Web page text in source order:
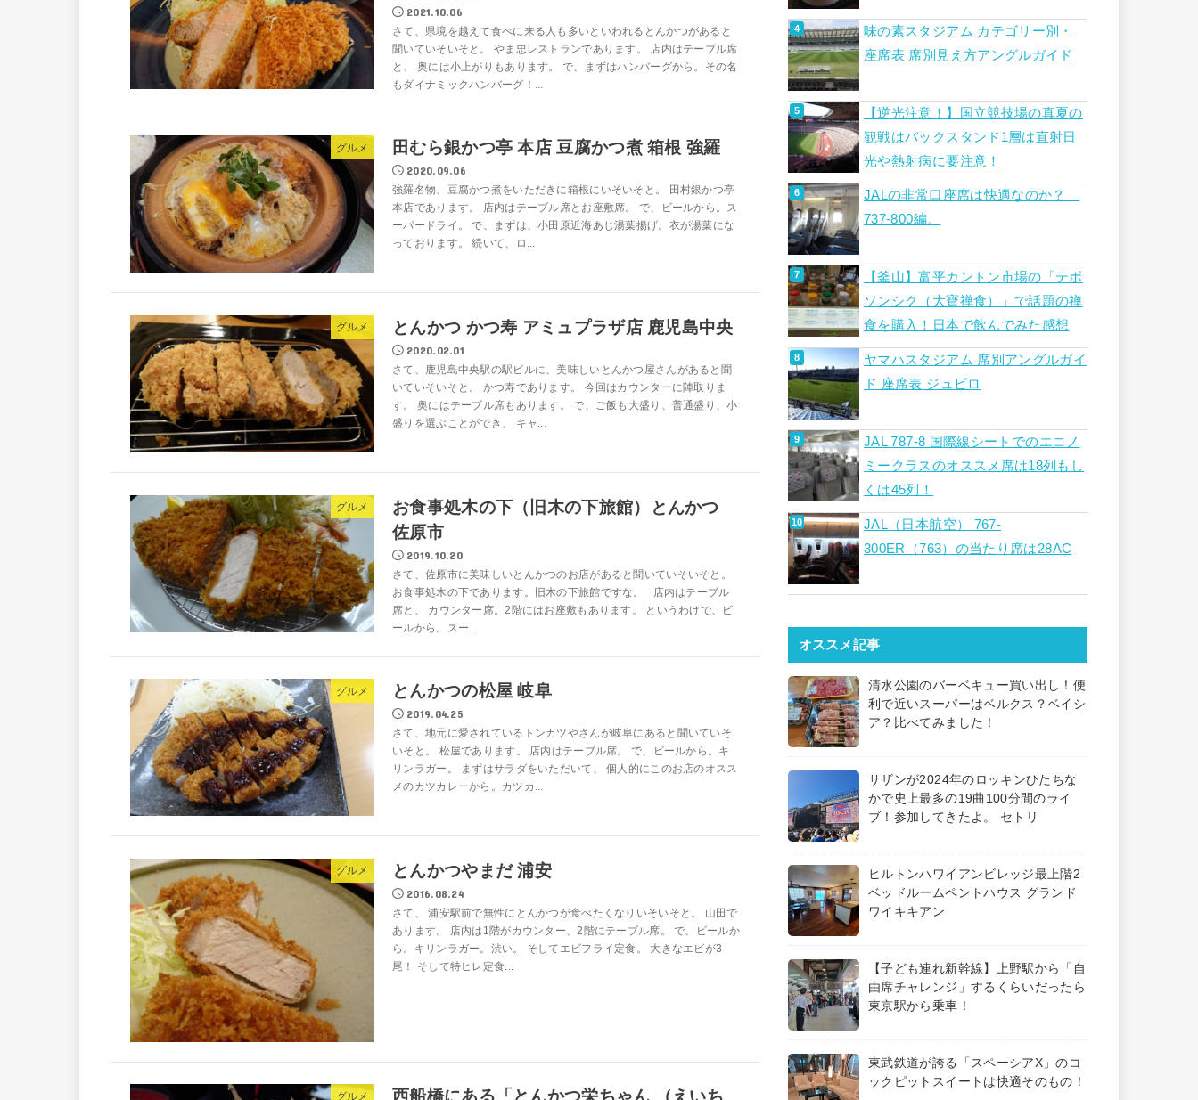
2021.10.06
さて、県境を越えて食べに来る人も多いといわれるとんかつがあると
聞いていそいそと。 やま忠レストランであります。 店内はテーブル席
と、 奥には小上がりもあります。 で、まずはハンバーグから。その名
もダイナミックハンバーグ！...
グルメ 田むら銀かつ亭 本店 豆腐かつ煮 箱根 強羅
2020.09.06
強羅名物、豆腐かつ煮をいただきに箱根にいそいそと。 田村銀かつ亭
本店であります。 店内はテーブル席とお座敷席。 で、ビールから。ス
ーパードライ。 で、まずは、小田原近海あじ湯葉揚げ。衣が湯葉にな
っております。 続いて、ロ...
グルメ とんかつ かつ寿 アミュプラザ店 鹿児島中央
2020.02.01
さて、鹿児島中央駅の駅ビルに、美味しいとんかつ屋さんがあると聞
いていそいそと。 かつ寿であります。 今回はカウンターに陣取りま
す。 奥にはテーブル席もあります。 で、ご飯も大盛り、普通盛り、小
盛りを選ぶことができ、 キャ...
グルメ
お食事処木の下（旧木の下旅館）とんかつ
佐原市
2019.10.20
さて、佐原市に美味しいとんかつのお店があると聞いていそいそと。
お食事処木の下であります。旧木の下旅館ですな。 店内はテーブル
席と、 カウンター席。2階にはお座敷もあります。 というわけで、ビ
ールから。スー...
グルメ とんかつの松屋 岐阜
2019.04.25
さて、地元に愛されているトンカツやさんが岐阜にあると聞いていそ
いそと。 松屋であります。 店内はテーブル席。 で、ビールから。キ
リンラガー。 まずはサラダをいただいて、 個人的にこのお店のオスス
メのカツカレーから。カツカ...
グルメ とんかつやまだ 浦安
2016.08.24
さて、 浦安駅前で無性にとんかつが食べたくなりいそいそと。 山田で
あります。 店内は1階がカウンター、2階にテーブル席。 で、ビールか
ら。キリンラガー。渋い。 そしてエビフライ定食。 大きなエビが3
尾！ そして特ヒレ定食...
グルメ
味の素スタジアム カテゴリー別・
座席表 席別見え方アングルガイド
【逆光注意！】国立競技場の真夏の
観戦はバックスタンド1層は直射日
光や熱射病に要注意！
JALの非常口座席は快適なのか？
737-800編。
【釜山】富平カントン市場の「テボ
ソンシク（大寶禅食）」で話題の禅
食を購入！日本で飲んでみた感想
ヤマハスタジアム 席別アングルガイ
ド 座席表 ジュビロ
JAL 787-8 国際線シートでのエコノ
ミークラスのオススメ席は18列もし
くは45列！
JAL（日本航空） 767-
300ER（763）の当たり席は28AC
オススメ記事
清水公園のバーベキュー買い出し！便
利で近いスーパーはベルクス？ベイシ
ア？比べてみました！
サザンが2024年のロッキンひたちな
かで史上最多の19曲100分間のライ
ブ！参加してきたよ。 セトリ
ヒルトンハワイアンビレッジ最上階2
ベッドルームペントハウス グランド
ワイキキアン
【子ども連れ新幹線】上野駅から「自
由席チャレンジ」するくらいだったら
東京駅から乗車！
東武鉄道が誇る「スペーシアX」のコ
ックピットスイートは快適そのもの！